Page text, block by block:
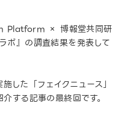
Platform × 博報堂共同研
ボ』の調査結果を発表して
た「フェイクニュース」
する記事の最終回です。